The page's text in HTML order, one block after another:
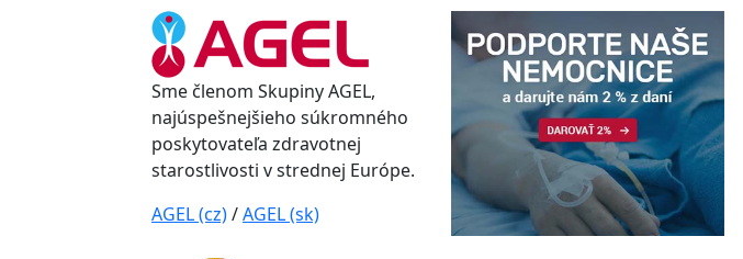
Sme členom Skupiny AGEL,
najúspešnejšieho súkromného
poskytovateľa zdravotnej
starostlivosti v strednej Európe.
AGEL (cz)/AGEL (sk)